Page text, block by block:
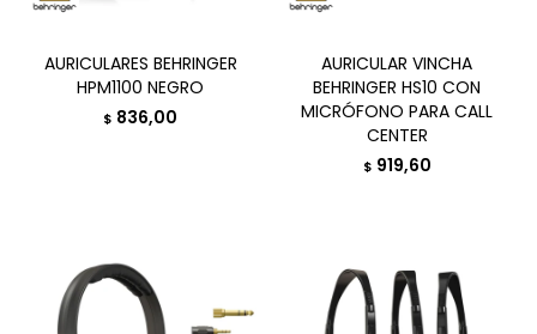
AURICULARES BEHRINGER
HPM1100 NEGRO
$ 836,00
AURICULAR VINCHA
BEHRINGER HS10 CON
MICRÓFONO PARA CALL
CENTER
$ 919,60